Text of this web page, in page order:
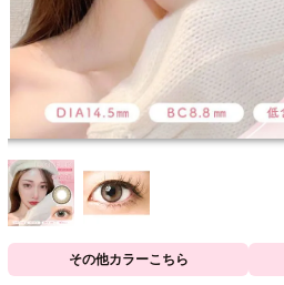
その他カラーこちら